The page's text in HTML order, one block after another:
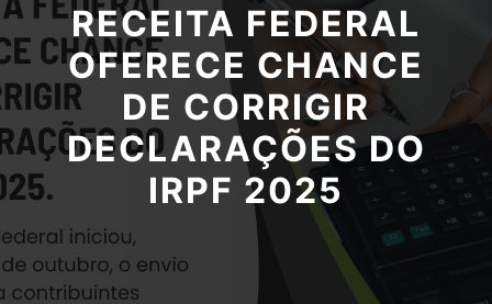
RECEITA FEDERAL
OFERECE CHANCE
DE CORRIGIR
DECLARAÇÕES DO
IRPF 2025